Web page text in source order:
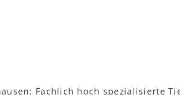
Fachlich hoch spezialisierte